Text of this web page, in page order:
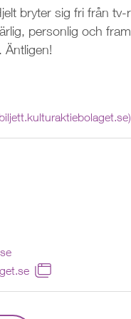
bryter sig fri från
personlig och
Äntligen!